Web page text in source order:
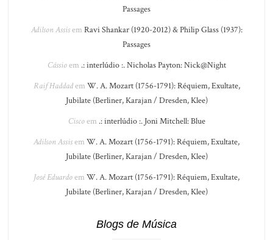
Passages
Adilson Assisem Ravi Shankar (1920-2012) & Philip Glass (1937):
Passages
Cássioem .: interlúdio :. Nicholas Payton: Nick@Night
Raif Haddadem W. A. Mozart (1756-1791): Réquiem, Exultate,
Jubilate (Berliner, Karajan / Dresden, Klee)
Ciscoem .: interlúdio :. Joni Mitchell: Blue
Adilson Assisem W. A. Mozart (1756-1791): Réquiem, Exultate,
Jubilate (Berliner, Karajan / Dresden, Klee)
José Eduardoem W. A. Mozart (1756-1791): Réquiem, Exultate,
Jubilate (Berliner, Karajan / Dresden, Klee)
Blogs de Música